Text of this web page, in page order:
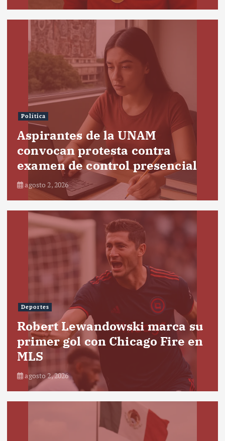
Política
Aspirantes de la UNAM
convocan protesta contra
examen de control presencial
agosto 2, 2026
Deportes
Robert Lewandowski marca su
primer gol con Chicago Fire en
MLS
agosto 2, 2026